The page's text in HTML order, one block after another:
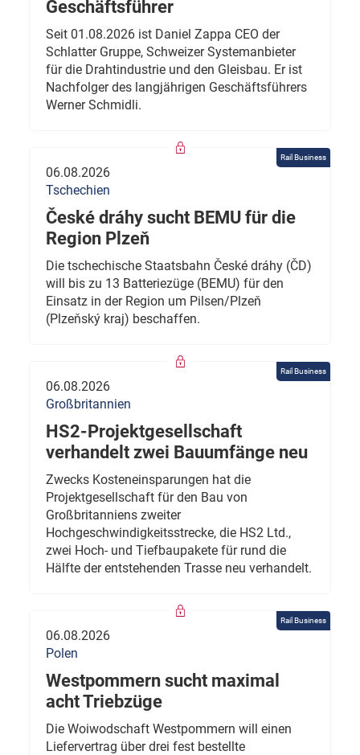
Geschäftsführer
Seit 01.08.2026 ist Daniel Zappa CEO der
Schlatter Gruppe, Schweizer Systemanbieter
für die Drahtindustrie und den Gleisbau. Er ist
Nachfolger des langjährigen Geschäftsführers
Werner Schmidli.
Rail Business
06.08.2026
Tschechien
České dráhy sucht BEMU für die
Region Plzeň
Die tschechische Staatsbahn České dráhy (ČD)
will bis zu 13 Batteriezüge (BEMU) für den
Einsatz in der Region um Pilsen/Plzeň
(Plzeňský kraj) beschaffen.
Rail Business
06.08.2026
Großbritannien
HS2-Projektgesellschaft
verhandelt zwei Bauumfänge neu
Zwecks Kosteneinsparungen hat die
Projektgesellschaft für den Bau von
Großbritanniens zweiter
Hochgeschwindigkeitsstrecke, die HS2 Ltd.,
zwei Hoch- und Tiefbaupakete für rund die
Hälfte der entstehenden Trasse neu verhandelt.
Rail Business
06.08.2026
Polen
Westpommern sucht maximal
acht Triebzüge
Die Woiwodschaft Westpommern will einen
Liefervertrag über drei fest bestellte